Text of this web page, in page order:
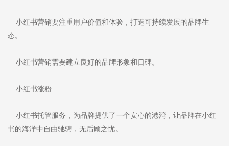
小红书营销要注重用户价值和体验，打造可持续发展的品牌生
态。
小红书营销需要建立良好的品牌形象和口碑。
小红书涨粉
小红书托管服务，为品牌提供了一个安心的港湾，让品牌在小红
书的海洋中自由驰骋，无后顾之忧。